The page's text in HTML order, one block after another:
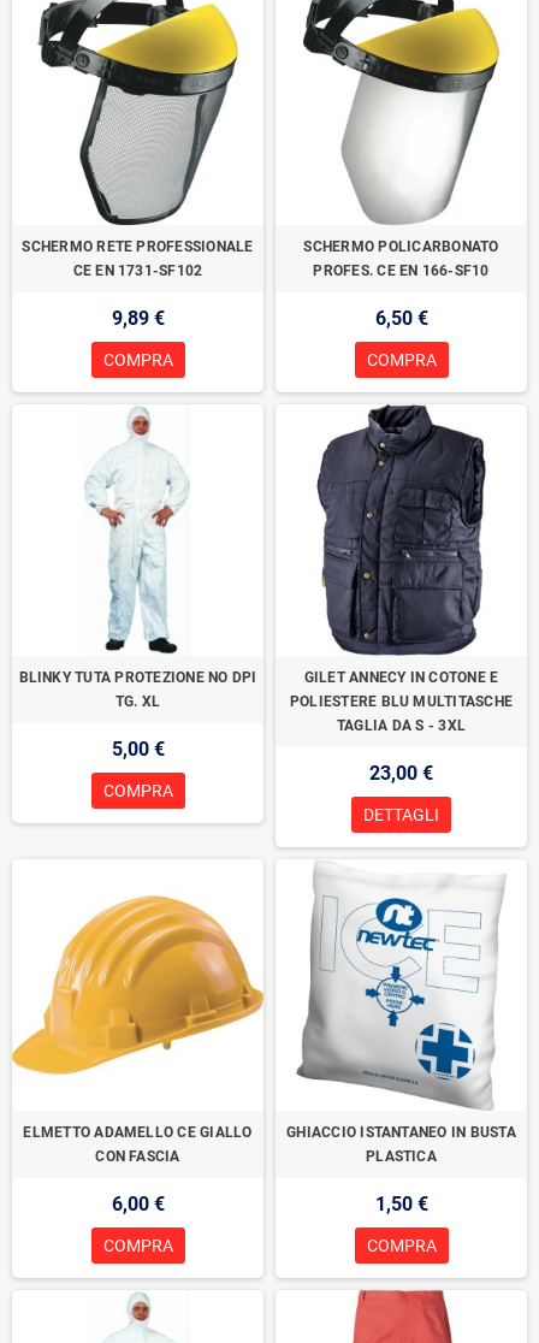
SCHERMO RETE PROFESSIONALE
CE EN 1731-SF102
9,89 €
COMPRA
SCHERMO POLICARBONATO
PROFES. CE EN 166-SF10
6,50 €
COMPRA
BLINKY TUTA PROTEZIONE NO DPI
TG. XL
5,00 €
COMPRA
GILET ANNECY IN COTONE E
POLIESTERE BLU MULTITASCHE
TAGLIA DA S - 3XL
23,00 €
DETTAGLI
ELMETTO ADAMELLO CE GIALLO
CON FASCIA
6,00 €
COMPRA
GHIACCIO ISTANTANEO IN BUSTA
PLASTICA
1,50 €
COMPRA